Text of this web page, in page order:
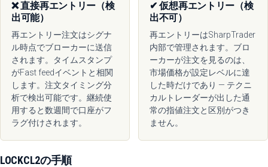
❌ 直接再エントリー（検
出可能）
再エントリー注文はシグナ
ル時点でブローカーに送信
されます。タイムスタンプ
がFast feedイベントと相関
します。注文タイミング分
析で検出可能です。継続使
用すると数週間で口座がフ
ラグ付けされます。
✔ 仮想再エントリー（検
出不可）
再エントリーはSharpTrader
内部で管理されます。ブロ
ーカーが注文を見るのは、
市場価格が設定レベルに達
した時だけであり — テクニ
カルトレーダーが出した通
常の指値注文と区別がつき
ません。
LOCKCL2の手順